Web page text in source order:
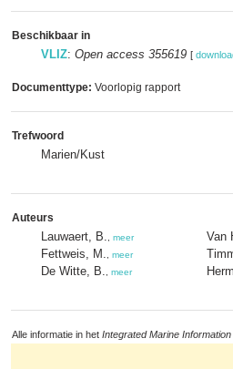
Beschikbaar in
VLIZ: Open access 355619 [
Documenttype: Voorlopig rapport
Trefwoord
Marien/Kust
Auteurs
Lauwaert, B. meer
Fettweis, M. meer
De Witte, B. meer
Van
Alle informatie in het Integrated Marine